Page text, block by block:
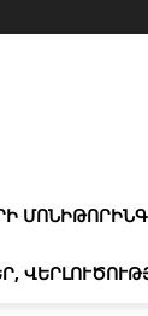
ՄՈՆԻԹՈՐԻՆԳ